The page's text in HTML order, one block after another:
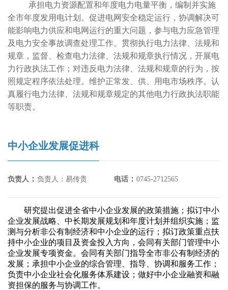
承担电力资源配置和年度电力电量平衡，编制并实施
全市年度发用电计划。促进电网安全稳定运行，协调解决可
能影响电力供应和电网运行的重大问题，参与电力应急管理
及电力安全事故调查处理工作。贯彻执行电力法律、法规和
规章，监督、检查电力法律、法规和规章执行情况，开展电
力行政执法工作；对违反电力法律、法规和规章的行为，按
照规定程序依法处理。维护正常发、供、用电市场秩序。认
真履行电力法律、法规和规章规定的其他电力行政执法职能
等职责。
中小企业发展促进科
负责人 ： 负责人：易传贵 电话 ： 0745-2712565
研究提出促进全省中小企业发展的政策措施；拟订中小
企业发展战略、中长期发展规划和年度计划并组织实施；监
测与分析非公有制经济和中小企业的运行；拟订政策重点扶
持中小企业的项目及资金投入方向，会同有关部门管理中小
企业发展专项资金。会同有关部门指导全市非公有制经济的
发展；承担中小企业的综合管理、指导、协调和服务工作；
负责中小企业社会化服务体系建设；做好中小企业融资和融
资担保的服务与协调工作。